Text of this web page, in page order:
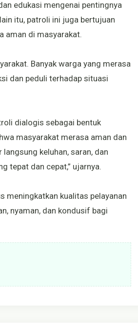
edukasi mengenai pentingnya
itu, patroli ini juga bertujuan
aman di masyarakat.
Banyak warga yang merasa
dan peduli terhadap situasi
dialogis sebagai bentuk
masyarakat merasa aman dan
keluhan, saran, dan
tepat dan cepat,” ujarnya.
meningkatkan kualitas pelayanan
nyaman, dan kondusif bagi